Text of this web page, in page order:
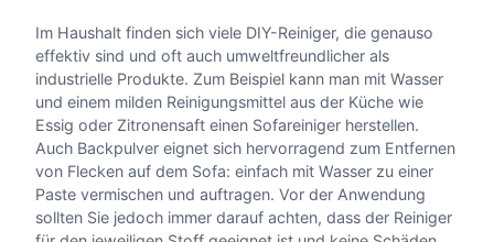
Im Haushalt finden sich viele DIY-Reiniger, die genauso
effektiv sind und oft auch umweltfreundlicher als
industrielle Produkte. Zum Beispiel kann man mit Wasser
und einem milden Reinigungsmittel aus der Küche wie
Essig oder Zitronensaft einen Sofareiniger herstellen.
Auch Backpulver eignet sich hervorragend zum Entfernen
von Flecken auf dem Sofa: einfach mit Wasser zu einer
Paste vermischen und auftragen. Vor der Anwendung
sollten Sie jedoch immer darauf achten, dass der Reiniger